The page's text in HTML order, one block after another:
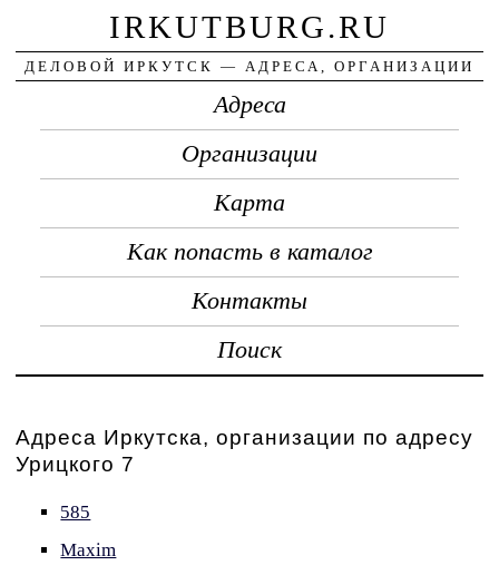
IRKUTBURG.RU
ДЕЛОВОЙ ИРКУТСК — АДРЕСА, ОРГАНИЗАЦИИ
Адреса
Организации
Карта
Как попасть в каталог
Контакты
Поиск
Адреса Иркутска, организации по адресу
Урицкого 7
585
Maxim